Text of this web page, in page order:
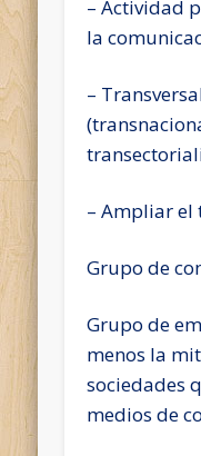
– Actividad
la
–
– Ampliar el
Grupo de
Grupo de
menos la
sociedades
medios de